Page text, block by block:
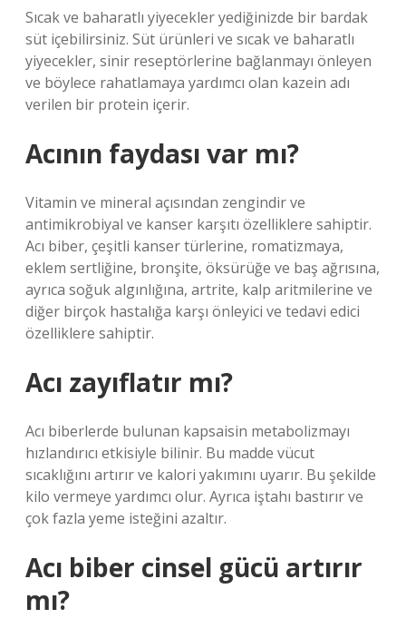
Sıcak ve baharatlı yiyecekler yediğinizde bir bardak
süt içebilirsiniz. Süt ürünleri ve sıcak ve baharatlı
yiyecekler, sinir reseptörlerine bağlanmayı önleyen
ve böylece rahatlamaya yardımcı olan kazein adı
verilen bir protein içerir.
Acının faydası var mı?
Vitamin ve mineral açısından zengindir ve
antimikrobiyal ve kanser karşıtı özelliklere sahiptir.
Acı biber, çeşitli kanser türlerine, romatizmaya,
eklem sertliğine, bronşite, öksürüğe ve baş ağrısına,
ayrıca soğuk algınlığına, artrite, kalp aritmilerine ve
diğer birçok hastalığa karşı önleyici ve tedavi edici
özelliklere sahiptir.
Acı zayıflatır mı?
Acı biberlerde bulunan kapsaisin metabolizmayı
hızlandırıcı etkisiyle bilinir. Bu madde vücut
sıcaklığını artırır ve kalori yakımını uyarır. Bu şekilde
kilo vermeye yardımcı olur. Ayrıca iştahı bastırır ve
çok fazla yeme isteğini azaltır.
Acı biber cinsel gücü artırır
mı?